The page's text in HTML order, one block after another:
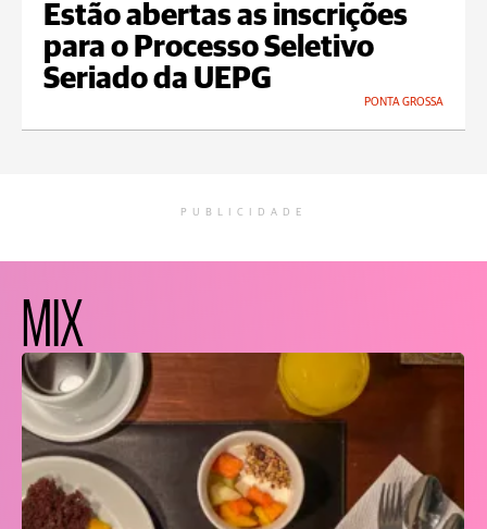
Estão abertas as inscrições
para o Processo Seletivo
Seriado da UEPG
PONTA GROSSA
PUBLICIDADE
MIX